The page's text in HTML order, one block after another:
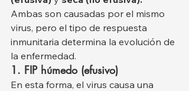
Ambas son causadas por el mismo
virus, pero el tipo de respuesta
inmunitaria determina la evolución de
la enfermedad.
1. FIP húmedo (efusivo)
En esta forma, el virus causa una